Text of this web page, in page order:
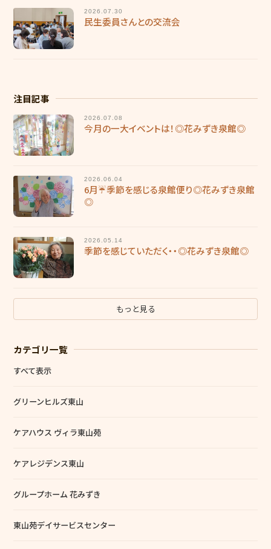
新卒求人情報
募集要項
輝き★職員インタビュー【保育士】
研修センターについて
福利厚生
働く環境
施設ブログ
個人情報保護方針
2026.07.30
民生委員さんとの交流会
注目記事
2026.07.08
今月の一大イベントは！◎花みずき泉館◎
2026.06.04
6月☔季節を感じる泉館便り◎花みずき泉館
◎
2026.05.14
季節を感じていただく・・◎花みずき泉館◎
もっと見る
カテゴリ一覧
すべて表示
グリーンヒルズ東山
ケアハウス ヴィラ東山苑
ケアレジデンス東山
グループホーム 花みずき
東山苑デイサービスセンター